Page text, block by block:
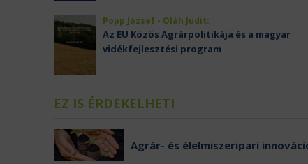
Popp József - Oláh Judit:
Az EU Közös Agrárpolitikája és a magyar
vidékfejlesztési program
EZ IS ÉRDEKELHETI
Agrár- és élelmiszeripari